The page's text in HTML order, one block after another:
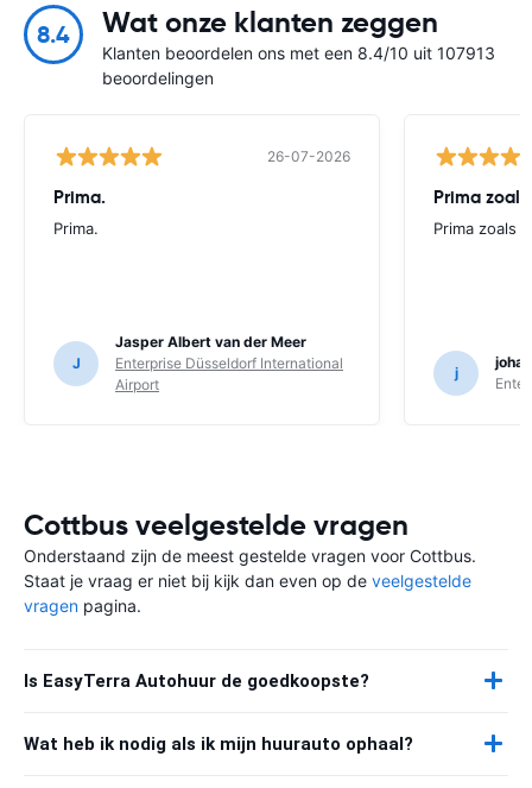
8.4 Wat onze klanten zeggen
Klanten beoordelen ons met een 8.4/10 uit 107913
beoordelingen
26-07-2026
Prima.
Prima.
J
Jasper Albert van der Meer
Enterprise Düsseldorf International
Airport
Prima
Prima zoals
j
Cottbus veelgestelde vragen
Onderstaand zijn de meest gestelde vragen voor Cottbus.
Staat je vraag er niet bij kijk dan even op de veelgestelde
vragen pagina.
Is EasyTerra Autohuur de goedkoopste?
Wat heb ik nodig als ik mijn huurauto ophaal?